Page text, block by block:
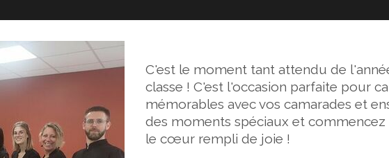
C'est le moment tant attendu de
classe ! C'est l'occasion parfaite pour
mémorables avec vos camarades et
des moments spéciaux et
le cœur rempli de joie !